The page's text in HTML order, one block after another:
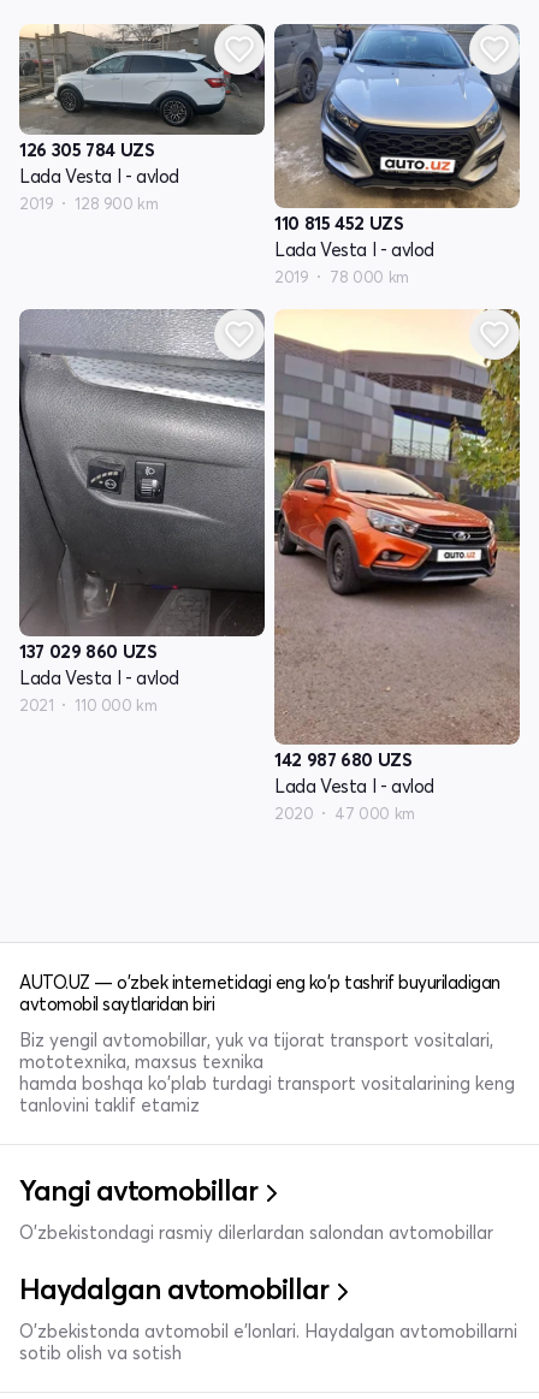
126 305 784 UZS
Lada Vesta I - avlod
2019 128 900 km
110 815 452 UZS
Lada Vesta I - avlod
2019 78 000 km
137 029 860 UZS
Lada Vesta I - avlod
2021 110 000 km
142 987 680 UZS
Lada Vesta I - avlod
2020 47 000 km
AUTO.UZ — o'zbek internetidagi eng ko'p tashrif buyuriladigan
avtomobil saytlaridan biri
Biz yengil avtomobillar, yuk va tijorat transport vositalari,
mototexnika, maxsus texnika
hamda boshqa ko'plab turdagi transport vositalarining keng
tanlovini taklif etamiz
Yangi avtomobillar
O'zbekistondagi rasmiy dilerlardan salondan avtomobillar
Haydalgan avtomobillar
O'zbekistonda avtomobil e’lonlari. Haydalgan avtomobillarni
sotib olish va sotish